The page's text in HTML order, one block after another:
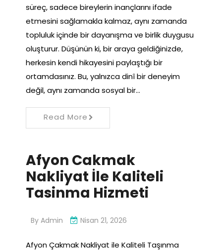
süreç, sadece bireylerin inançlarını ifade
etmesini sağlamakla kalmaz, aynı zamanda
topluluk içinde bir dayanışma ve birlik duygusu
oluşturur. Düşünün ki, bir araya geldiğinizde,
herkesin kendi hikayesini paylaştığı bir
ortamdasınız. Bu, yalnızca dinî bir deneyim
değil, aynı zamanda sosyal bir…
Read More
Afyon Cakmak
Nakliyat İle Kaliteli
Tasinma Hizmeti
By Admin Nisan 21, 2026
Afyon Çakmak Nakliyat ile Kaliteli Taşınma